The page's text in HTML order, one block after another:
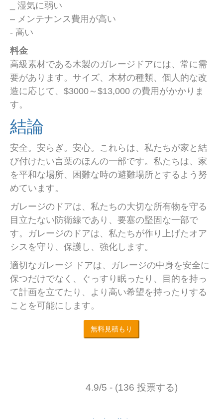
_ 湿気に弱い
– メンテナンス費用が高い
- 高い
料金
高級素材である木製のガレージドアには、常に需
要があります。サイズ、木材の種類、個人的な改
造に応じて、$3000～$13,000 の費用がかかりま
す。
結論
安全。安らぎ。安心。これらは、私たちが家と結
び付けたい言葉のほんの一部です。私たちは、家
を平和な場所、困難な時の避難場所とするよう努
めています。
ガレージのドアは、私たちの大切な所有物を守る
目立たない防衛線であり、要塞の堅固な一部で
す。ガレージのドアは、私たちが作り上げたオア
シスを守り、保護し、強化します。
適切なガレージ ドアは、ガレージの中身を安全に
保つだけでなく、ぐっすり眠ったり、目的を持っ
て計画を立てたり、より高い希望を持ったりする
ことを可能にします。
無料見積もり
4.9/5 - (136 投票する)